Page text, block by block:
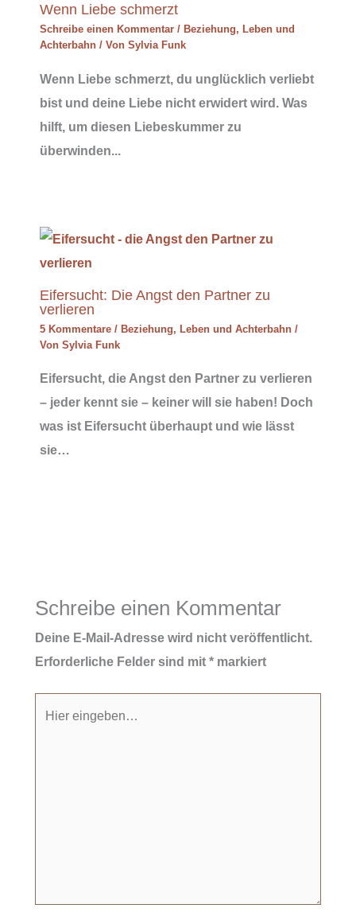
Wenn Liebe schmerzt
Schreibe einen Kommentar / Beziehung, Leben und
Achterbahn/ Von Sylvia Funk
Wenn Liebe schmerzt, du unglücklich verliebt
bist und deine Liebe nicht erwidert wird. Was
hilft, um diesen Liebeskummer zu
überwinden...
Eifersucht: Die Angst den Partner zu
verlieren
5 Kommentare / Beziehung, Leben und Achterbahn/
Von Sylvia Funk
Eifersucht, die Angst den Partner zu verlieren
– jeder kennt sie – keiner will sie haben! Doch
was ist Eifersucht überhaupt und wie lässt
sie…
Schreibe einen Kommentar
Deine E-Mail-Adresse wird nicht veröffentlicht.
Erforderliche Felder sind mit *markiert